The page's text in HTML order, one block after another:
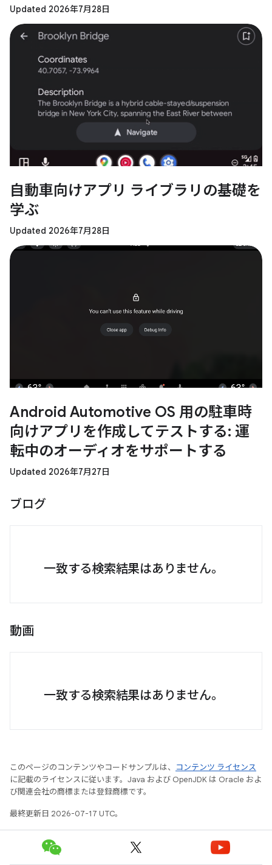
Updated 2026年7月28日
自動車向けアプリ ライブラリの基礎を
学ぶ
Updated 2026年7月28日
Android Automotive OS 用の駐車時
向けアプリを作成してテストする: 運
転中のオーディオをサポートする
Updated 2026年7月27日
ブログ
一致する検索結果はありません。
動画
一致する検索結果はありません。
このページのコンテンツやコードサンプルは、
コンテンツ ライセンス
に記載のライセンスに従います。Java および OpenJDK は Oracle およ
び関連会社の商標または登録商標です。
最終更新日 2026-07-17 UTC。